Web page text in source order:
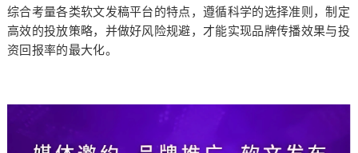
综合考量各类软文发稿平台的特点，遵循科学的选择准则，制定
高效的投放策略，并做好风险规避，才能实现品牌传播效果与投
资回报率的最大化。